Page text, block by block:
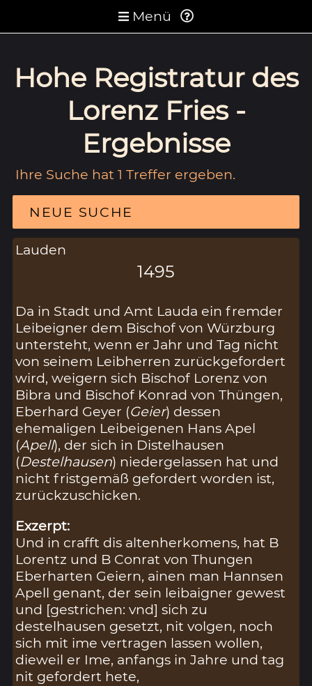
Menü
Hohe Registratur des
Lorenz Fries -
Ergebnisse
Ihre Suche hat 1 Treffer ergeben.
NEUE SUCHE
Lauden
1495
Da in Stadt und Amt Lauda ein fremder
Leibeigner dem Bischof von Würzburg
untersteht, wenn er Jahr und Tag nicht
von seinem Leibherren zurückgefordert
wird, weigern sich Bischof Lorenz von
Bibra und Bischof Konrad von Thüngen,
Eberhard Geyer (Geier) dessen
ehemaligen Leibeigenen Hans Apel
(Apell), der sich in Distelhausen
(Destelhausen) niedergelassen hat und
nicht fristgemäß gefordert worden ist,
zurückzuschicken.
Exzerpt:
Und in crafft dis altenherkomens, hat B
Lorentz und B Conrat von Thungen
Eberharten Geiern, ainen man Hannsen
Apell genant, der sein leibaigner gewest
und [gestrichen: vnd] sich zu
destelhausen gesetzt, nit volgen, noch
sich mit ime vertragen lassen wollen,
dieweil er Ime, anfangs in Jahre und tag
nit gefordert hete,